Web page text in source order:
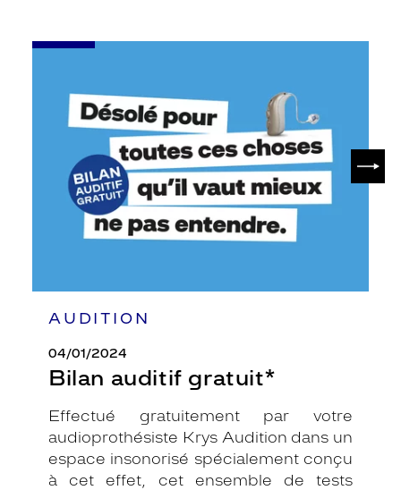
AUDITION
04/01/2024
Bilan auditif gratuit*
Effectué gratuitement par votre
audioprothésiste Krys Audition dans un
espace insonorisé spécialement conçu
à cet effet, cet ensemble de tests
-
gratuit*